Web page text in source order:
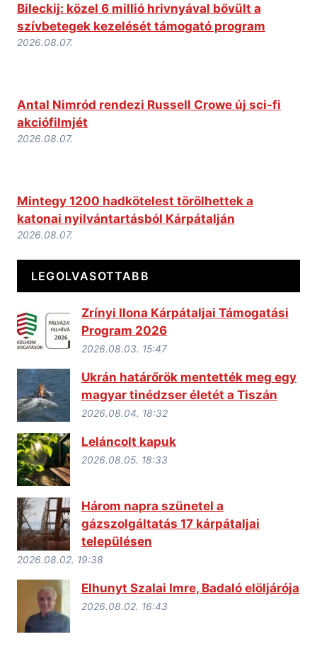
Bileckij: közel 6 millió hrivnyával bővült a
szívbetegek kezelését támogató program
2026.08.07.
Antal Nimród rendezi Russell Crowe új sci-fi
akciófilmjét
2026.08.07.
Mintegy 1200 hadkötelest törölhettek a
katonai nyilvántartásból Kárpátalján
2026.08.07.
LEGOLVASOTTABB
Zrínyi Ilona Kárpátaljai Támogatási
Program 2026
2026.08.03. 15:47
Ukrán határőrök mentették meg egy
magyar tinédzser életét a Tiszán
2026.08.04. 18:32
Leláncolt kapuk
2026.08.05. 18:33
Három napra szünetel a
gázszolgáltatás 17 kárpátaljai
településen
2026.08.02. 19:38
Elhunyt Szalai Imre, Badaló elöljárója
2026.08.02. 16:43